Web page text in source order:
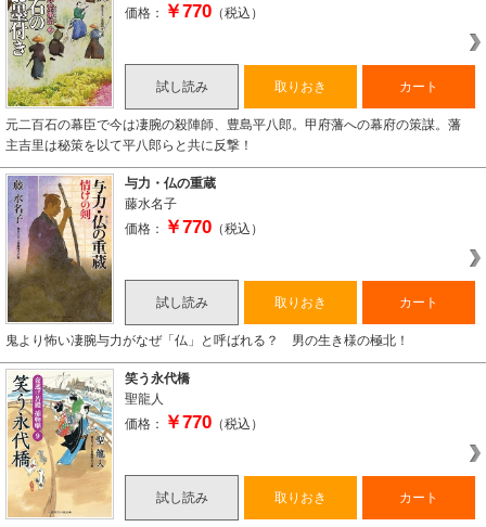
価格：
￥770 （税込）
試し読み 取りおき カート
元二百石の幕臣で今は凄腕の殺陣師、豊島平八郎。甲府藩への幕府の策謀。藩
主吉里は秘策を以て平八郎らと共に反撃！
与力・仏の重蔵
藤水名子
価格：
￥770 （税込）
試し読み 取りおき カート
鬼より怖い凄腕与力がなぜ「仏」と呼ばれる？ 男の生き様の極北！
笑う永代橋
聖龍人
価格：
￥770 （税込）
試し読み 取りおき カート